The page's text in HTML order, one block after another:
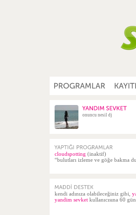
onuncu nesil dj
cloudspotting (inaktif)
“bulutları izleme ve göğe bakma
kendi adınıza olabileceğiniz gibi,
yandim sevket kullanıcısına 60